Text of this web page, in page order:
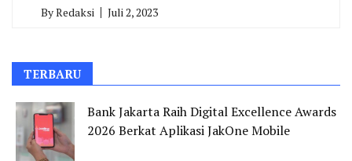
ByRedaksi Juli 2, 2023
TERBARU
Bank Jakarta Raih Digital Excellence Awards
2026 Berkat Aplikasi JakOne Mobile